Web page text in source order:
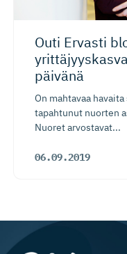
Outi Ervasti
päivänä
On mahtavaa
tapahtunut nuorten
Nuoret arvostavat...
06.09.2019